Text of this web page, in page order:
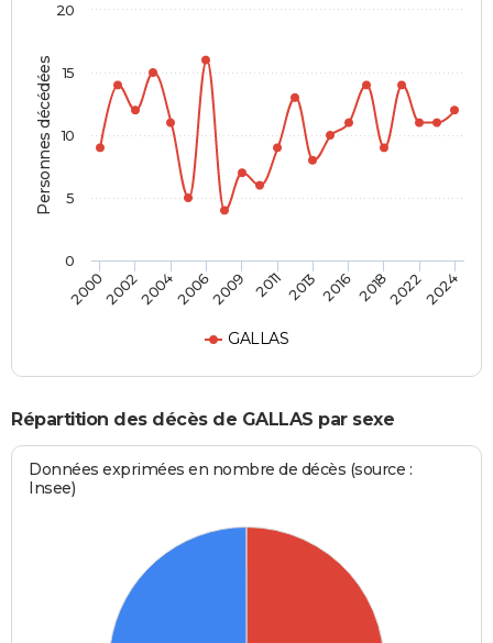
Personnes décédées
GALLAS
20002002200420062009 2011 2013 2016 201820222024
0
5
10
15
20
Répartition des décès de GALLAS par sexe
Données exprimées en nombre de décès (source :
Insee)